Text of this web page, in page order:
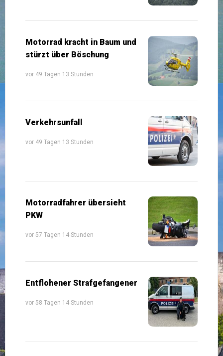
Motorrad kracht in Baum und
stürzt über Böschung
vor 49 Tagen 13 Stunden
Verkehrsunfall
vor 49 Tagen 13 Stunden
Motorradfahrer übersieht
PKW
vor 57 Tagen 14 Stunden
Entflohener Strafgefangener
vor 58 Tagen 14 Stunden